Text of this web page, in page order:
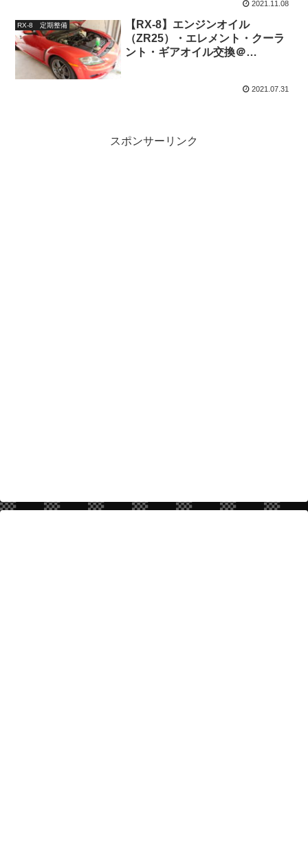
2021.11.08
RX-8 定期整備
【RX-8】エンジンオイル
（ZR25）・エレメント・クーラ
ント・ギアオイル交換＠
2021.07.31
スポンサーリンク